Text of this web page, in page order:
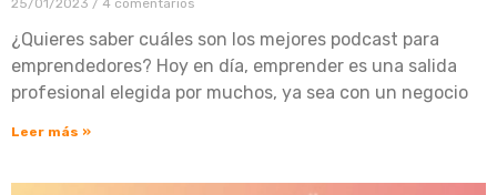
¿Quieres saber cuáles son los mejores podcast para
emprendedores? Hoy en día, emprender es una salida
profesional elegida por muchos, ya sea con un negocio
Leer más »